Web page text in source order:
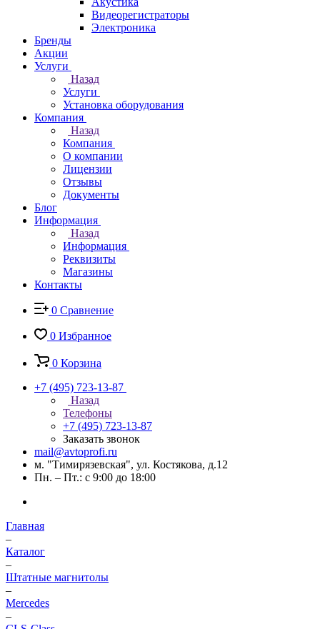
Видеорегистраторы
Электроника
Бренды
Акции
Услуги
Назад
Услуги
Установка оборудования
Компания
Назад
Компания
О компании
Лицензии
Отзывы
Документы
Блог
Информация
Назад
Информация
Реквизиты
Магазины
Контакты
0 Сравнение
0 Избранное
0 Корзина
+7 (495) 723-13-87
Назад
Телефоны
+7 (495) 723-13-87
Заказать звонок
mail@avtoprofi.ru
м. "Тимирязевская", ул. Костякова, д.12
Пн. – Пт.: с 9:00 до 18:00
Главная
–
Каталог
–
Штатные магнитолы
–
Mercedes
–